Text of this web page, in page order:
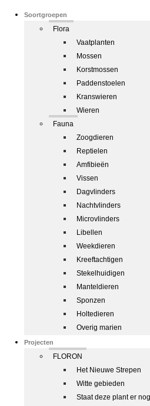
Soortgroepen
Flora
Vaatplanten
Mossen
Korstmossen
Paddenstoelen
Kranswieren
Wieren
Fauna
Zoogdieren
Reptielen
Amfibieën
Vissen
Dagvlinders
Nachtvlinders
Microvlinders
Libellen
Weekdieren
Kreeftachtigen
Stekelhuidigen
Manteldieren
Sponzen
Holtedieren
Overig marien
Projecten
FLORON
Het Nieuwe Strepen
Witte gebieden
Staat deze plant er